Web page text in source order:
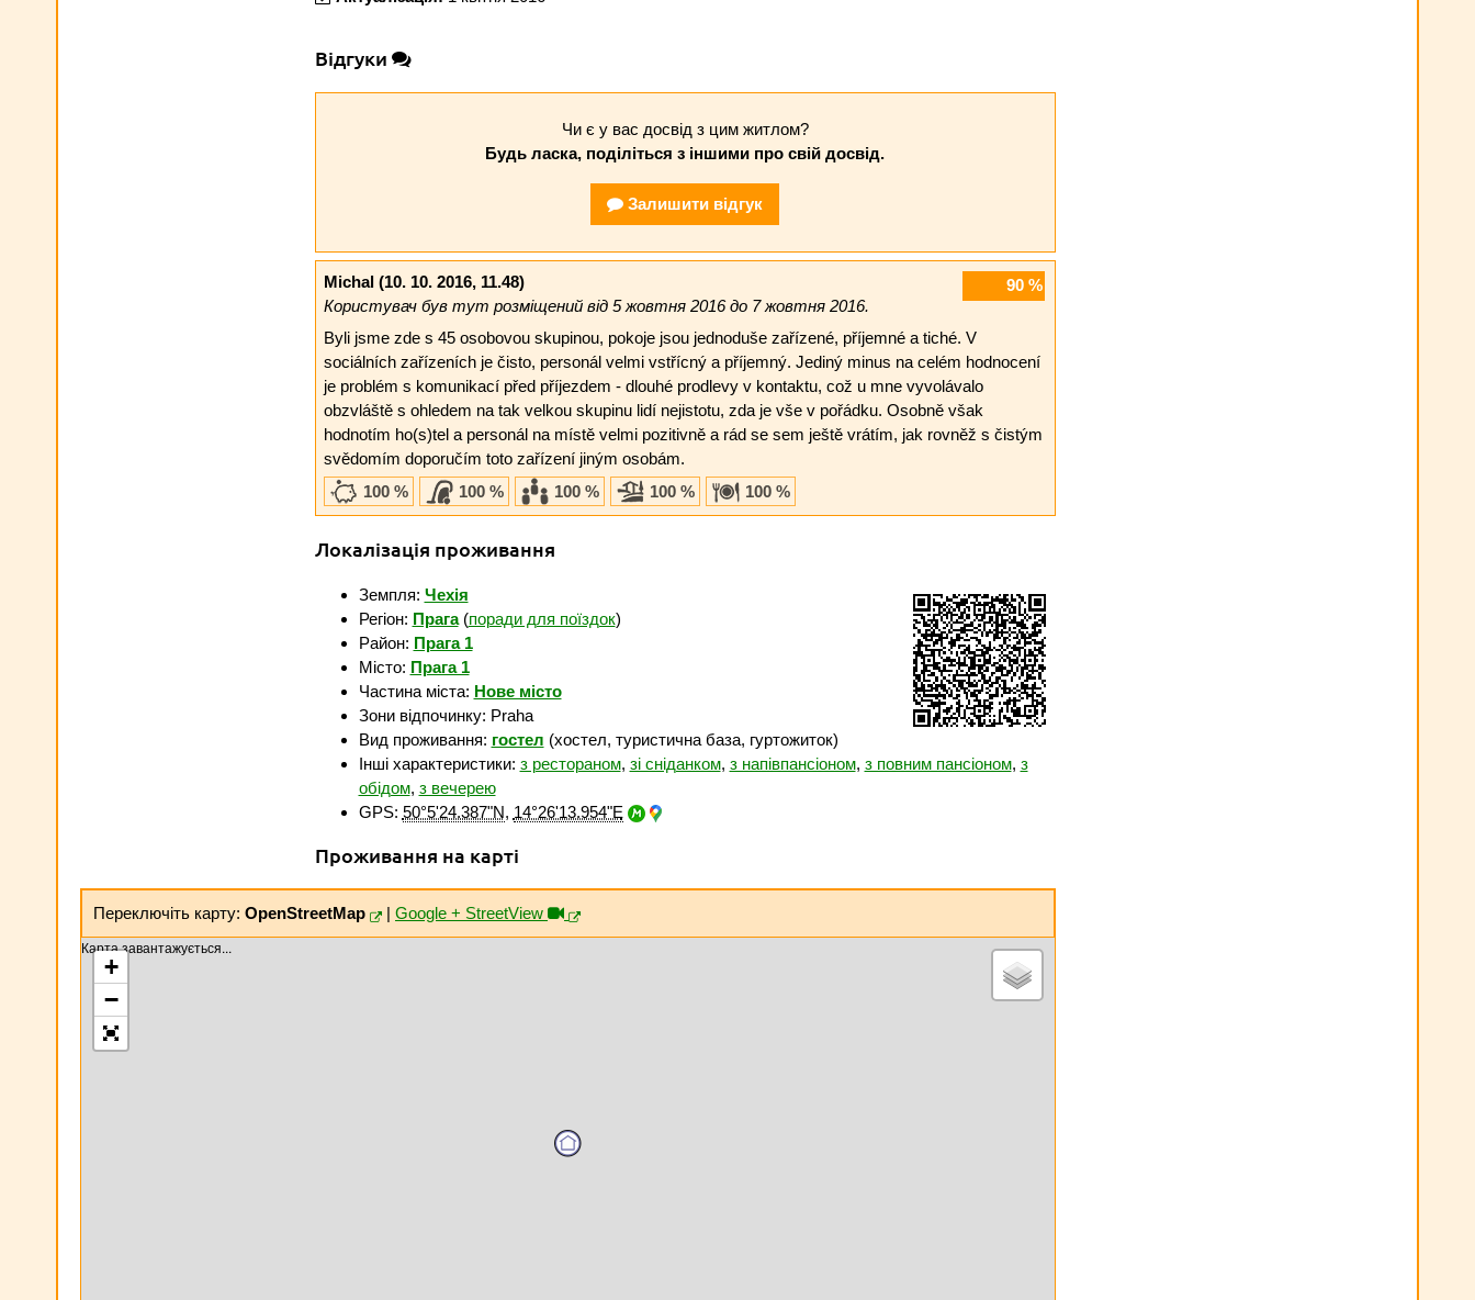
Відгуки
Чи є у вас досвід з цим житлом?
Будь ласка, поділіться з іншими про свій досвід.
Залишити відгук
90 %
Michal (10. 10. 2016, 11.48)
Користувач був тут розміщений від 5 жовтня 2016 до 7 жовтня 2016.
Byli jsme zde s 45 osobovou skupinou, pokoje jsou jednoduše zařízené, příjemné a tiché. V
sociálních zařízeních je čisto, personál velmi vstřícný a příjemný. Jediný minus na celém hodnocení
je problém s komunikací před příjezdem - dlouhé prodlevy v kontaktu, což u mne vyvolávalo
obzvláště s ohledem na tak velkou skupinu lidí nejistotu, zda je vše v pořádku. Osobně však
hodnotím ho(s)tel a personál na místě velmi pozitivně a rád se sem ještě vrátím, jak rovněž s čistým
svědomím doporučím toto zařízení jiným osobám.
100 %
100 % 100 % 100 % 100 %
Локалізація проживання
Земпля: Чехія
Регіон: Прага(поради для поїздок)
Район: Прага 1
Місто: Прага 1
Частина міста: Нове місто
Зони відпочинку: Praha
Вид проживання: гостел (хостел, туристична база, гуртожиток)
Інші характеристики: з рестораном, зі сніданком, з напівпансіоном, з повним пансіоном, з
обідом, з вечерею
GPS: 50°5'24.387"N, 14°26'13.954"E
Проживання на карті
Переключіть карту: OpenStreetMap | Google + StreetView
Карта завантажується...
+
−